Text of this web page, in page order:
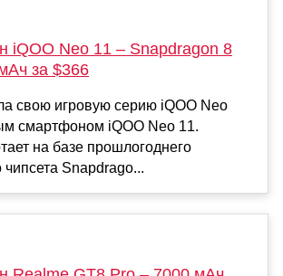
iQOO Neo 11 – Snapdragon 8
за $366
свою игровую серию iQOO Neo
смартфоном iQOO Neo 11.
на базе прошлогоднего
Snapdrago...